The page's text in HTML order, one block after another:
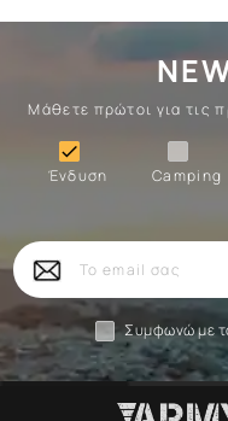
Μάθετε πρώτοι για τις
Camping
Ένδυση

Ένδυση
Το
email
σας
Συμφωνώ με